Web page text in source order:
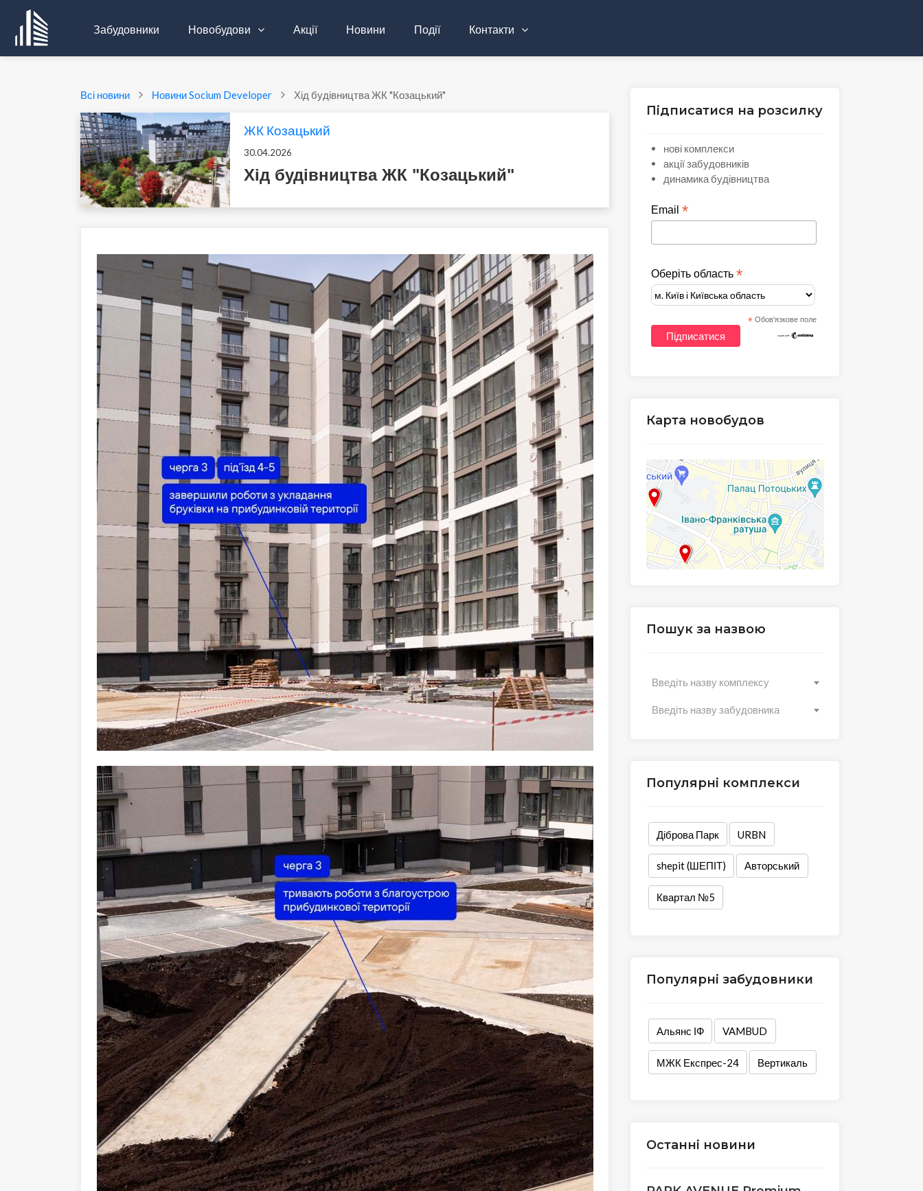
Забудовники Новобудови Акції Новини Події Контакти
Всі новини Новини Socium Developer Хід будівництва ЖК "Козацький"
ЖК Козацький
30.04.2026
Хід будівництва ЖК "Козацький"
Підписатися на розсилку
нові комплекси
акції забудовників
динамика будівництва
Email*
Оберіть область*
* Обов'язкове поле
Карта новобудов
Пошук за назвою
Введіть назву комплексу
Введіть назву забудовника
Популярні комплекси
Діброва Парк URBN
shepit (ШЕПІТ) Авторський
Квартал №5
Популярні забудовники
Альянс ІФ VAMBUD
МЖК Експрес-24 Вертикаль
Останні новини